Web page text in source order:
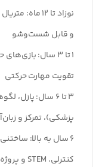
نوزاد تا ۱۲ماه:
و قابل شست‌وشو
۱تا ۳ سال:بازی‌های
تقویت مهارت حرکتی
۳تا۶ سال:پازل،
پزشکی)، تمرکز و
۶سال به بالا:
کنترلی، STEM و پروژه‌های خلاقانه